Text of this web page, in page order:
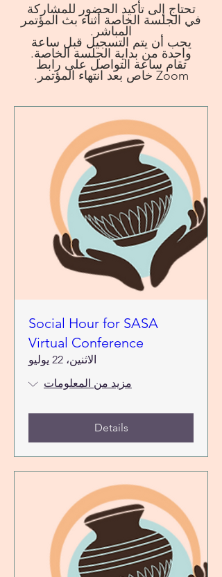
تحتاج إلى تأكيد الحضور للمشاركة
في الجلسة الخاصة أثناء بث المؤتمر
المباشر .
يجب أن يتم التسجيل قبل ساعة
واحدة من بداية الجلسة الخاصة.
تقام ساعة التواصل على رابط
Zoom خاص بعد انتهاء المؤتمر.
Social Hour for SASA
Virtual Conference
الاثنين، 22 يوليو
مزيد من المعلومات
Details